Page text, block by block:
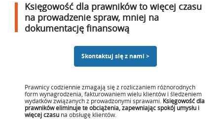
Księgowość dla prawników to więcej czasu
na prowadzenie spraw, mniej na
dokumentację finansową
Skontaktuj się z nami >
Prawnicy codziennie zmagają się z rozliczaniem różnorodnych
form wynagrodzenia, fakturowaniem wielu klientów i śledzeniem
wydatków związanych z prowadzonymi sprawami. Księgowość dla
prawnikóweliminuje te obciążenia, zapewniając spokój umysłu i
więcej czasu na obsługę klientów.